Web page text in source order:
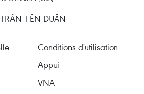
TIÊN DUÂN
Conditions d'utilisation
Appui
VNA